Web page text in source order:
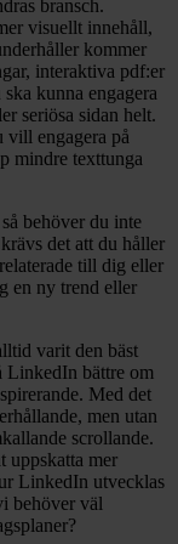
bransch.
visuellt innehåll,
kommer
interaktiva pdf:er
kunna engagera
seriösa sidan helt.
vill engagera på
mindre texttunga
behöver du inte
det att du håller
till dig eller
en ny trend eller
varit den bäst
LinkedIn bättre om
Med det
men utan
scrollande.
uppskatta mer
LinkedIn utvecklas
behöver väl